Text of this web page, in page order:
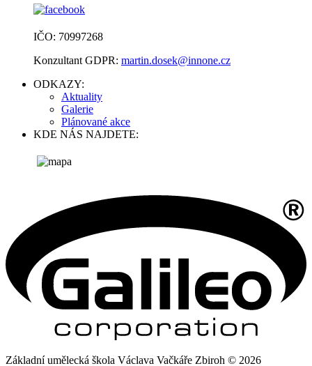
IČO: 70997268
Konzultant GDPR: martin.dosek@innone.cz
ODKAZY:
Aktuality
Galerie
Plánované akce
KDE NÁS NAJDETE:
Základní umělecká škola Václava Vačkáře Zbiroh © 2026